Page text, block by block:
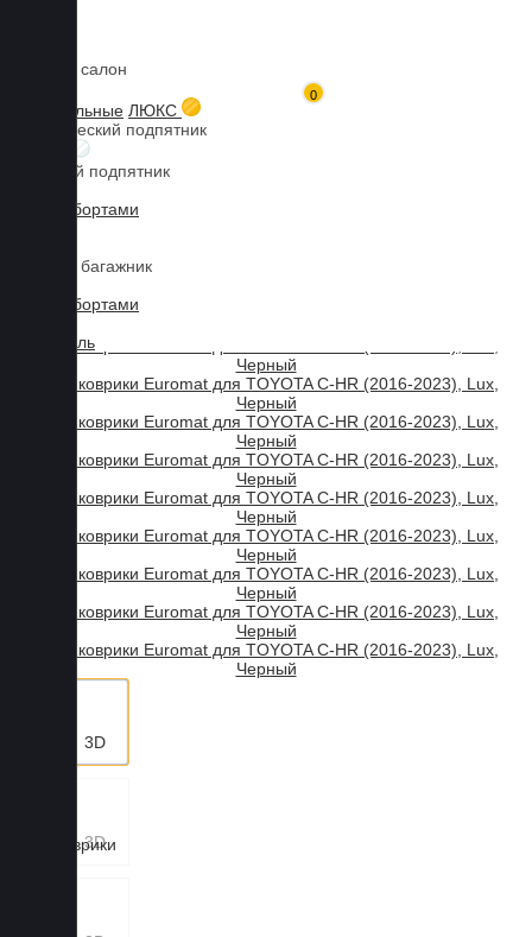
0
Коврики в салон
3D текстильные ЛЮКС
Металлический подпятник
Резиновый подпятник
3D Eva с бортами
Коврики в багажник
3D Eva с бортами
3D Текстиль
Главная Каталог товаров
3D коврики Euromat для C-HR (2016-2023), Lux, Черный
Мы используем файлы cookies, продолжая пользоваться сайтом,
вы принимаете нашуполитику конфиденциальности